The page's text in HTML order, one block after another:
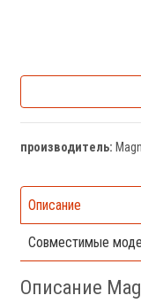
производитель:
Описание
Совместимые
Описание